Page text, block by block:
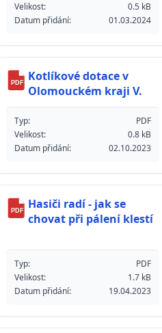
Velikost:
0.5 kB
Datum přidání:
01.03.2024
PDF
Kotlíkové dotace v
Olomouckém kraji V.
Typ:
PDF
Velikost:
0.8 kB
Datum přidání:
02.10.2023
PDF
Hasiči radí - jak se
chovat při pálení klestí
Typ:
PDF
Velikost:
1.7 kB
Datum přidání:
19.04.2023